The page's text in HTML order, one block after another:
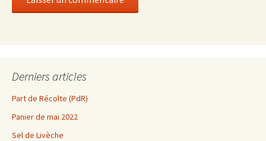
Derniers articles
Part de Récolte (PdR)
Panier de mai 2022
Sel de Livèche